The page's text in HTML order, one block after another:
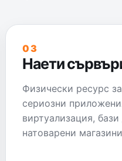
03
Наети
Физически ресурс за
сериозни
виртуализация,
натоварени